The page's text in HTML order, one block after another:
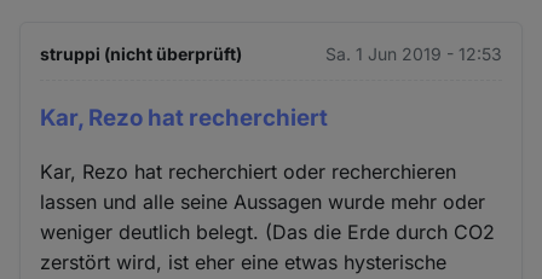
struppi (nicht überprüft) Sa. 1 Jun 2019 - 12:53
Kar, Rezo hat recherchiert
Kar, Rezo hat recherchiert oder recherchieren
lassen und alle seine Aussagen wurde mehr oder
weniger deutlich belegt. (Das die Erde durch CO2
zerstört wird, ist eher eine etwas hysterische